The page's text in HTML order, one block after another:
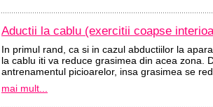
Aductii la cablu (exercitii coapse
In primul rand, ca si in cazul abductiilor la
la cablu iti va reduce grasimea din acea zona.
antrenamentul picioarelor, insa grasimea se
mai mult...